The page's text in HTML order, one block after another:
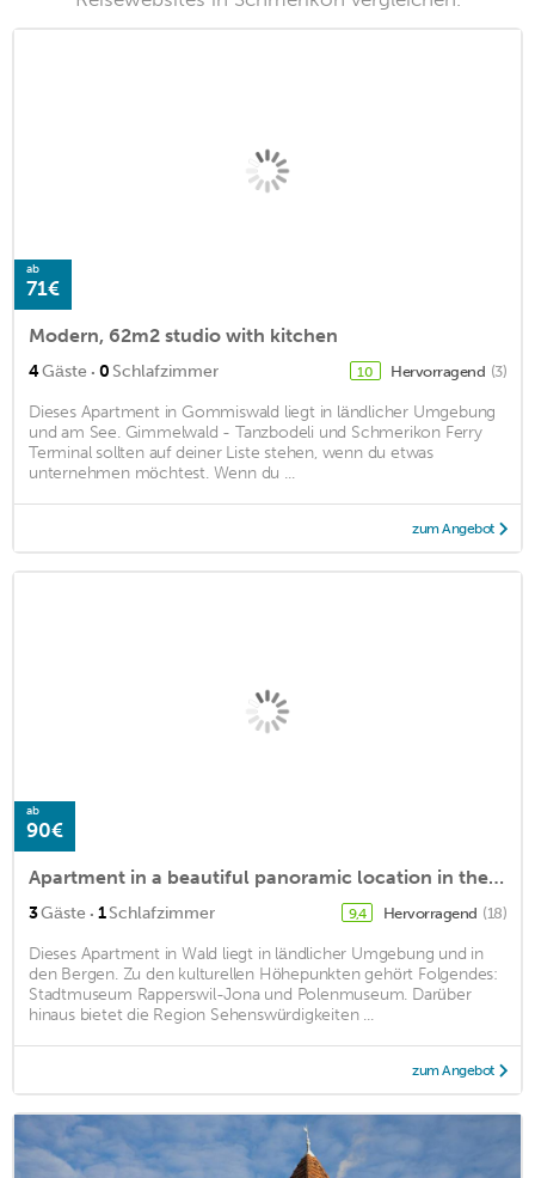
ab
71€
Modern, 62m2 studio with kitchen
4Gäste · 0 Schlafzimmer 10 Hervorragend (3)
Dieses Apartment in Gommiswald liegt in ländlicher Umgebung
und am See. Gimmelwald - Tanzbodeli und Schmerikon Ferry
Terminal sollten auf deiner Liste stehen, wenn du etwas
unternehmen möchtest. Wenn du ...
zum Angebot
ab
90€
Apartment in a beautiful panoramic location in the forest in the Zurich Oberland
3Gäste · 1Schlafzimmer 9,4 Hervorragend (18)
Dieses Apartment in Wald liegt in ländlicher Umgebung und in
den Bergen. Zu den kulturellen Höhepunkten gehört Folgendes:
Stadtmuseum Rapperswil-Jona und Polenmuseum. Darüber
hinaus bietet die Region Sehenswürdigkeiten ...
zum Angebot